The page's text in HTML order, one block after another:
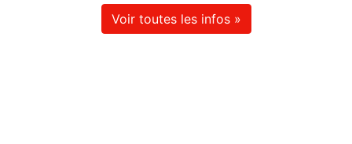
Voir toutes les infos »